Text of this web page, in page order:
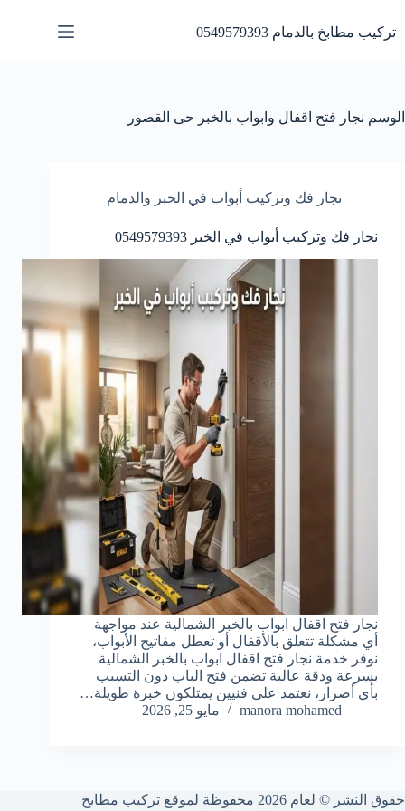
المحتوى
تركيب مطابخ بالدمام 0549579393
الوسم نجار فتح اقفال وابواب بالخبر حى القصور
نجار فك وتركيب أبواب في الخبر والدمام
نجار فك وتركيب أبواب في الخبر 0549579393
نجار فتح اقفال ابواب بالخبر الشمالية عند مواجهة
أي مشكلة تتعلق بالأقفال أو تعطل مفاتيح الأبواب،
نوفر خدمة نجار فتح اقفال ابواب بالخبر الشمالية
بسرعة ودقة عالية تضمن فتح الباب دون التسبب
بأي أضرار، نعتمد على فنيين يمتلكون خبرة طويلة…
manora mohamed
مايو 25, 2026
حقوق النشر © لعام 2026 محفوظة لموقع تركيب مطابخ